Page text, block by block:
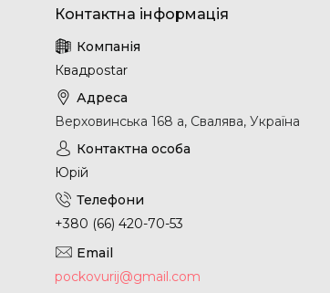
Квадроstar
Верховинська 168 а, Свалява, Україна
Юрій
+380 (66) 420-70-53
pockovurij@gmail.com